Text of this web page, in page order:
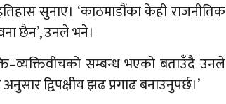
सुनाए। ‘काठमाडौंका केही राजनीतिक
छैन’, उनले भने।
सम्बन्ध भएको बताउँदै उनले
द्विपक्षीय झढ प्रगाढ बनाउनुपर्छ।’